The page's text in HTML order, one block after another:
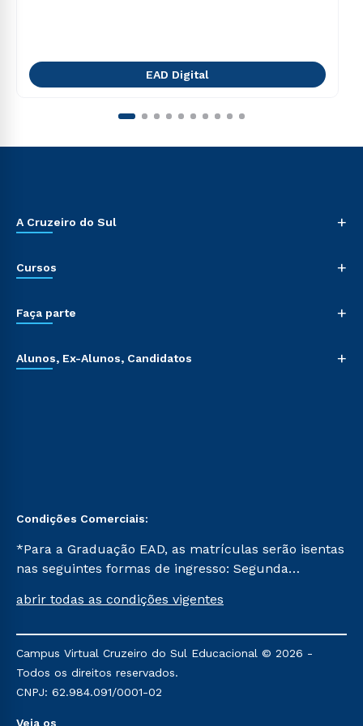
EAD Digital
A Cruzeiro do Sul +
Cursos +
Faça parte +
Alunos, Ex-Alunos, Candidatos +
Condições Comerciais:
*Para a Graduação EAD, as matrículas serão isentas
nas seguintes formas de ingresso: Segunda
Já para as demais, a taxa de matrícula será de R$
mencionadas são referentes aos cursos: Ensino
Religioso, Geografia para a Docência e Metodologia
do Ensino de História: Questões Atuais.
abrir todas as condições vigentes
Campus Virtual Cruzeiro do Sul Educacional © 2026 -
Todos os direitos reservados.
CNPJ: 62.984.091/0001-02
Veja os